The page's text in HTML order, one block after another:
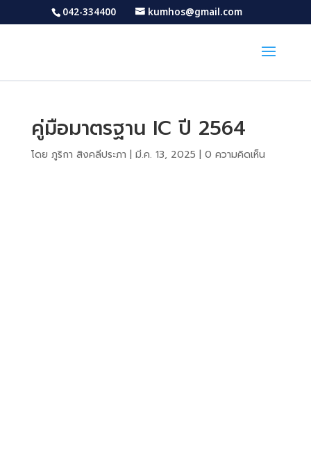
042-334400 kumhos@gmail.com
คู่มือมาตรฐาน IC ปี 2564
โดย ภูริกา สิงคลีประภา | มี.ค. 13, 2025 | 0 ความคิดเห็น